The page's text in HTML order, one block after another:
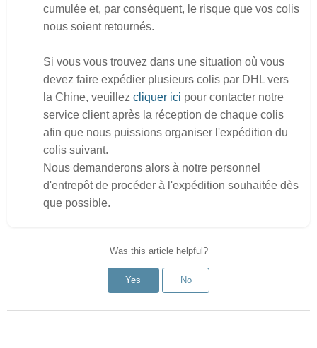
cumulée et, par conséquent, le risque que vos colis
nous soient retournés.
Si vous vous trouvez dans une situation où vous
devez faire expédier plusieurs colis par DHL vers
la Chine, veuillez cliquer ici pour contacter notre
service client après la réception de chaque colis
afin que nous puissions organiser l'expédition du
colis suivant.
Nous demanderons alors à notre personnel
d'entrepôt de procéder à l'expédition souhaitée dès
que possible.
Was this article helpful?
Yes No